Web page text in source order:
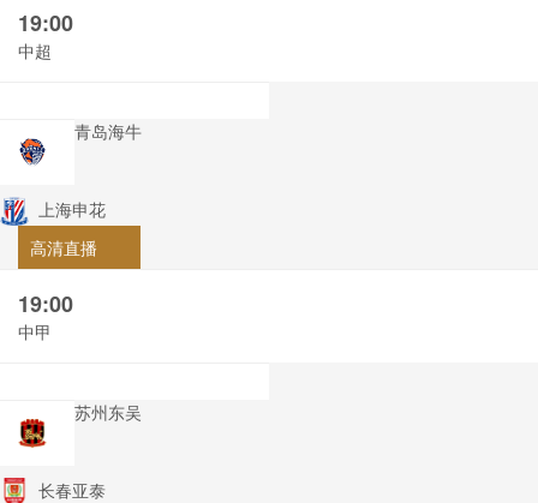
19:00
中超
青岛海牛
上海申花
高清直播
19:00
中甲
苏州东吴
长春亚泰